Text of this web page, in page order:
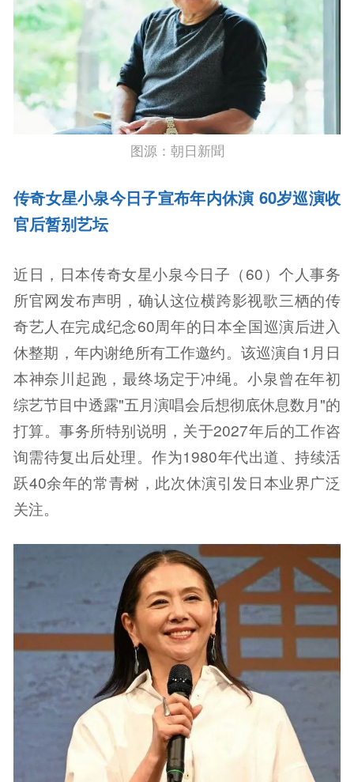
图源：朝日新聞
传奇女星小泉今日子宣布年内休演 60岁巡演收
官后暂别艺坛
近日，日本传奇女星小泉今日子（60）个人事务
所官网发布声明，确认这位横跨影视歌三栖的传
奇艺人在完成纪念60周年的日本全国巡演后进入
休整期，年内谢绝所有工作邀约。该巡演自1月日
本神奈川起跑，最终场定于冲绳。小泉曾在年初
综艺节目中透露"五月演唱会后想彻底休息数月"的
打算。事务所特别说明，关于2027年后的工作咨
询需待复出后处理。作为1980年代出道、持续活
跃40余年的常青树，此次休演引发日本业界广泛
关注。